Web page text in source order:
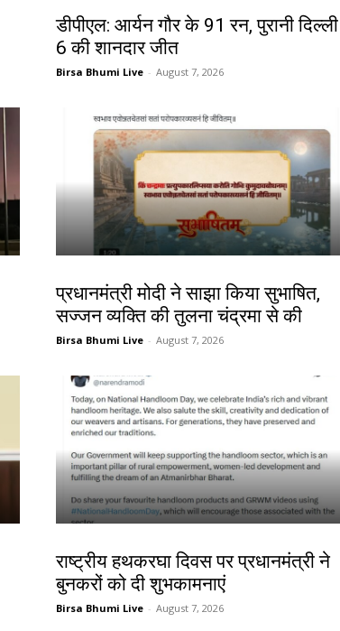
डीपीएल: आर्यन गौर के 91 रन, पुरानी दिल्ली
6 की शानदार जीत
Birsa Bhumi Live - August 7, 2026
प्रधानमंत्री मोदी ने साझा किया सुभाषित,
सज्जन व्यक्ति की तुलना चंद्रमा से की
Birsa Bhumi Live - August 7, 2026
राष्ट्रीय हथकरघा दिवस पर प्रधानमंत्री ने
बुनकरों को दी शुभकामनाएं
Birsa Bhumi Live - August 7, 2026